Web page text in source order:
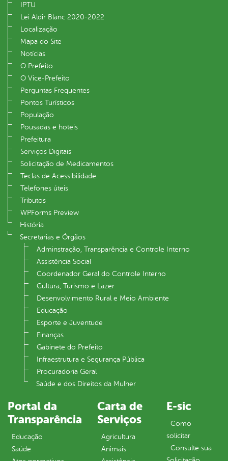
IPTU
Lei Aldir Blanc 2020-2022
Localização
Mapa do Site
Notícias
O Prefeito
O Vice‐Prefeito
Perguntas Frequentes
Pontos Turísticos
População
Pousadas e hoteis
Prefeitura
Serviços Digitais
Solicitação de Medicamentos
Teclas de Acessibilidade
Telefones úteis
Tributos
WPForms Preview
História
Secretarias e Órgãos
Adminstração, Transparência e Controle Interno
Assistência Social
Coordenador Geral do Controle Interno
Cultura, Turismo e Lazer
Desenvolvimento Rural e Meio Ambiente
Educação
Esporte e Juventude
Finanças
Gabinete do Prefeito
Infraestrutura e Segurança Pública
Procuradoria Geral
Saúde e dos Direitos da Mulher
Portal da
Transparência
Educação
Saúde
Carta de
Serviços
Agricultura
Animais
E-sic
Como
solicitar
Consulte sua